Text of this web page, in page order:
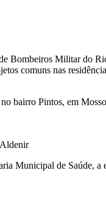
Bombeiros Militar do
comuns nas
bairro Pintos, em
Municipal de Saúde,